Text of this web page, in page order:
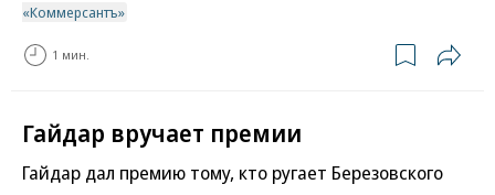
«Коммерсантъ»
1 мин.
Гайдар вручает премии
Гайдар дал премию тому, кто ругает Березовского